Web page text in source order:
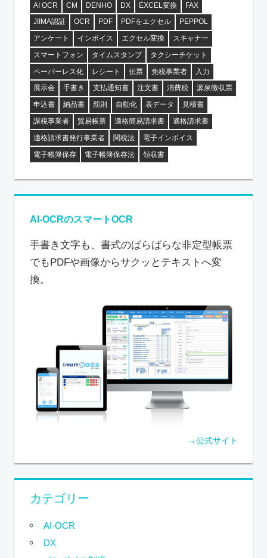
AI OCR CM DENHO DX EXCEL変換
FAX
JIIMA認証
OCR PDF PDFをエクセル
PEPPOL
アンケート
インボイス エクセル変換
スキャナー
スマートフォン
タイムスタンプ
タクシーチケット
ペーパーレス化
レシート 伝票 免税事業者
入力
展示会
手書き 支払通知書 注文書 消費税
源泉徴収票
申込書
納品書 罰則 自動化 表データ
見積書
課税事業者
貿易帳票 適格簡易請求書
適格請求書
適格請求書発行事業者
関税法
電子インボイス
電子帳簿保存
電子帳簿保存法 領収書
AI-OCRのスマートOCR
手書き文字も、書式のばらばらな非定型帳票
でもPDFや画像からサクッとテキストへ変
換。
→公式サイト
カテゴリー
AI-OCR
DX